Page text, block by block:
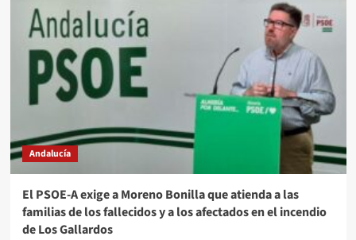
Andalucía
El PSOE-A exige a Moreno Bonilla que atienda a las
familias de los fallecidos y a los afectados en el incendio
de Los Gallardos